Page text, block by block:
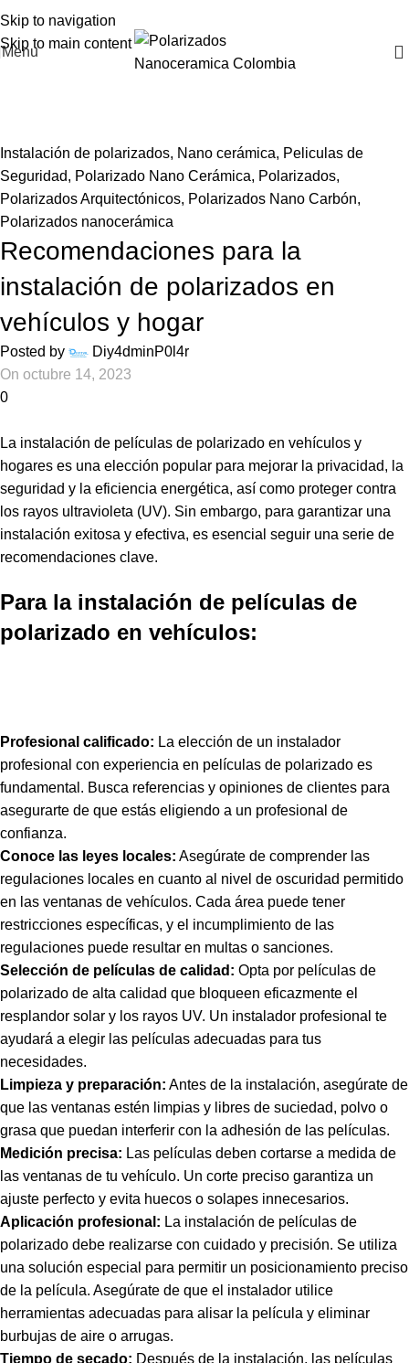
Skip to navigation
Skip to main content
Menu
Instalación de polarizados, Nano cerámica, Peliculas de
Seguridad, Polarizado Nano Cerámica, Polarizados,
Polarizados Arquitectónicos, Polarizados Nano Carbón,
Polarizados nanocerámica
Recomendaciones para la
instalación de polarizados en
vehículos y hogar
Posted by
Diy4dminP0l4r
On octubre 14, 2023
0
La instalación de películas de polarizado en vehículos y
hogares es una elección popular para mejorar la privacidad, la
seguridad y la eficiencia energética, así como proteger contra
los rayos ultravioleta (UV). Sin embargo, para garantizar una
instalación exitosa y efectiva, es esencial seguir una serie de
recomendaciones clave.
Para la instalación de películas de
polarizado en vehículos:
Profesional calificado: La elección de un instalador
profesional con experiencia en películas de polarizado es
fundamental. Busca referencias y opiniones de clientes para
asegurarte de que estás eligiendo a un profesional de
confianza.
Conoce las leyes locales: Asegúrate de comprender las
regulaciones locales en cuanto al nivel de oscuridad permitido
en las ventanas de vehículos. Cada área puede tener
restricciones específicas, y el incumplimiento de las
regulaciones puede resultar en multas o sanciones.
Selección de películas de calidad: Opta por películas de
polarizado de alta calidad que bloqueen eficazmente el
resplandor solar y los rayos UV. Un instalador profesional te
ayudará a elegir las películas adecuadas para tus
necesidades.
Limpieza y preparación: Antes de la instalación, asegúrate de
que las ventanas estén limpias y libres de suciedad, polvo o
grasa que puedan interferir con la adhesión de las películas.
Medición precisa: Las películas deben cortarse a medida de
las ventanas de tu vehículo. Un corte preciso garantiza un
ajuste perfecto y evita huecos o solapes innecesarios.
Aplicación profesional: La instalación de películas de
polarizado debe realizarse con cuidado y precisión. Se utiliza
una solución especial para permitir un posicionamiento preciso
de la película. Asegúrate de que el instalador utilice
herramientas adecuadas para alisar la película y eliminar
burbujas de aire o arrugas.
Tiempo de secado: Después de la instalación, las películas